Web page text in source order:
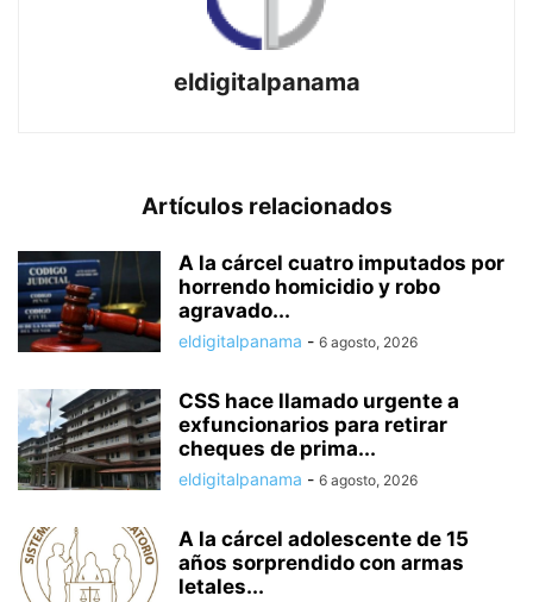
eldigitalpanama
Artículos relacionados
A la cárcel cuatro imputados por
horrendo homicidio y robo
agravado...
eldigitalpanama - 6 agosto, 2026
CSS hace llamado urgente a
exfuncionarios para retirar
cheques de prima...
eldigitalpanama - 6 agosto, 2026
A la cárcel adolescente de 15
años sorprendido con armas
letales...